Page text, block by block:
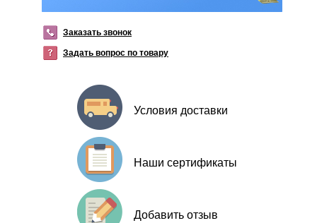
Заказать звонок
Задать вопрос по товару
Условия доставки
Наши сертификаты
Добавить отзыв